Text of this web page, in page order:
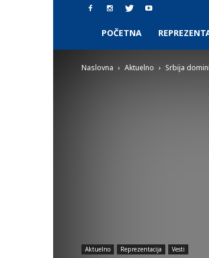
SAAF.rs
POČETNA
Naslovna Aktuelno Srbija
Aktuelno Reprezentacija Vesti